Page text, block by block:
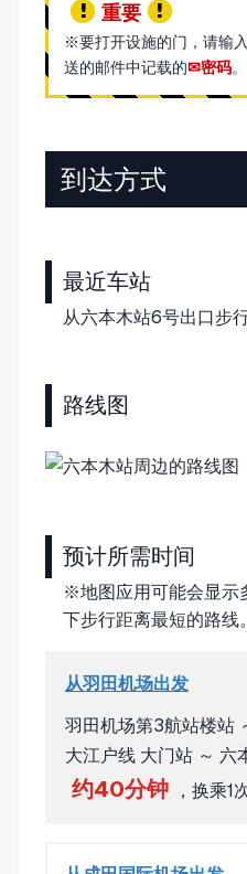
重要
※要打开设施的门，请输
送的邮件中记载的
密码。
到达方式
最近车站
从六本木站6号出口步
路线图
预计所需时间
※地图应用可能会显示
下步行距离最短的路线。
从羽田机场出发
羽田机场第3航站楼站
大江户线 大门站 ～ 六
约40分钟 ，换乘1